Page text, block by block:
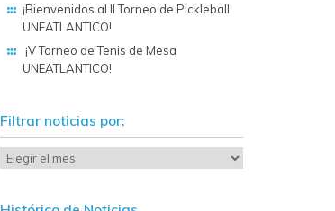
¡Bienvenidos al II Torneo de Pickleball
UNEATLANTICO!
¡V Torneo de Tenis de Mesa
UNEATLANTICO!
Filtrar noticias por: